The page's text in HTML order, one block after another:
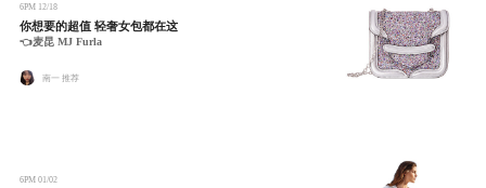
6PM 12/18
你想要的超值 轻奢女包都在这
👈麦昆 MJ Furla
南一 推荐
6PM 01/02